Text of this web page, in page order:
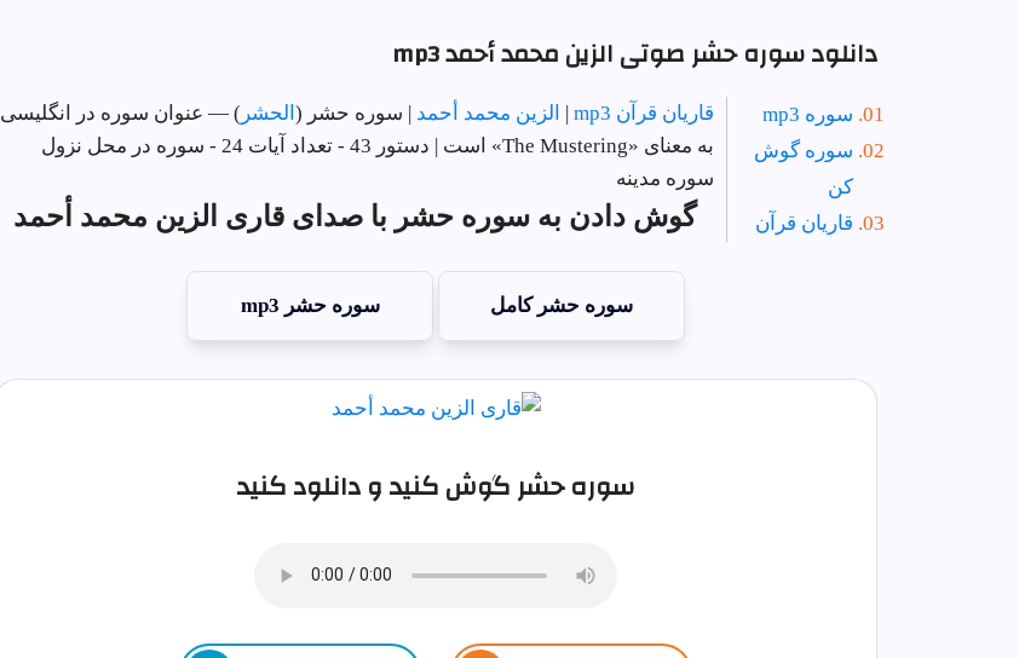
دانلود سوره حشر صوتی الزين محمد أحمد mp3
سوره mp3
سوره گوش
کن
قاریان قرآن
قاریان قرآن mp3 | الزين محمد أحمد | سوره حشر ( الحشر ) — عنوان سوره در انگلیسی
به معنای «The Mustering» است | دستور 43 - تعداد آیات 24 - سوره در
محل نزول
سوره مدینه
گوش دادن به سوره حشر با صدای قاری الزين محمد أحمد
سوره حشر کامل سوره حشر mp3
سوره حشر گوش کنید و دانلود کنید